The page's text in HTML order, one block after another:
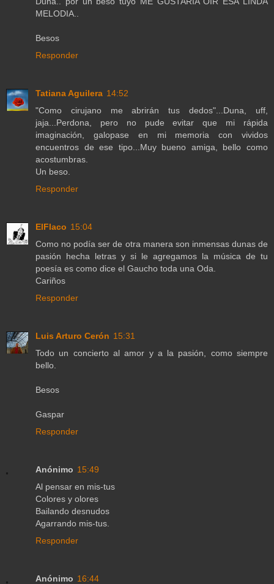
MELODIA..
Besos
Responder
Tatiana Aguilera 14:52
"Como cirujano me abrirán tus dedos"...Duna, uff,
jaja...Perdona, pero no pude evitar que mi rápida
imaginación, galopase en mi memoria con vividos
encuentros de ese tipo...Muy bueno amiga, bello como
acostumbras.
Un beso.
Responder
ElFlaco 15:04
Como no podía ser de otra manera son inmensas dunas de
pasión hecha letras y si le agregamos la música de tu
poesía es como dice el Gaucho toda una Oda.
Cariños
Responder
Luis Arturo Cerón 15:31
Todo un concierto al amor y a la pasión, como siempre
bello.
Besos
Gaspar
Responder
Anónimo 15:49
Al pensar en mis-tus
Colores y olores
Bailando desnudos
Agarrando mis-tus.
Responder
Anónimo 16:44